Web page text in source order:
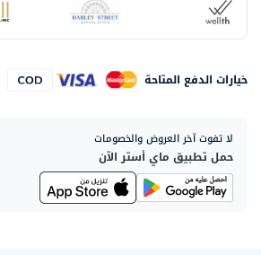
خيارات الدفع المتاحة
لا تفوت آخر العروض والخصومات
حمل تطبيق ماي أستر الآن